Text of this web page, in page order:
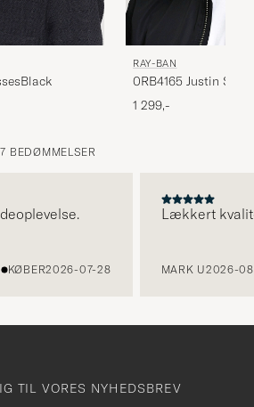
RAY-BAN
0RB4165 Justin
Black
1 299,-
BEDØMMELSER
KØBER2026-07-28
Lækkert
MARK U2026-
TIL VORES NYHEDSBREV